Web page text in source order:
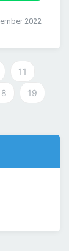
2022
11
19